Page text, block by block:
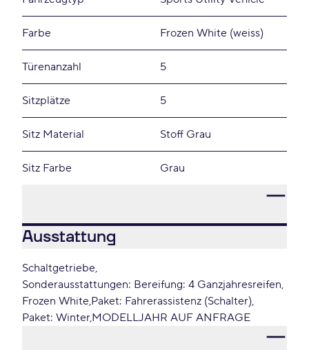
Farbe Frozen White (weiss)
Türenanzahl 5
Sitzplätze 5
Sitz Material Stoff Grau
Sitz Farbe Grau
Ausstattung
Schaltgetriebe
Sonderausstattungen: Bereifung: 4 Ganzjahresreifen
Frozen White Paket: Fahrerassistenz (Schalter)
Paket: Winter MODELLJAHR AUF ANFRAGE